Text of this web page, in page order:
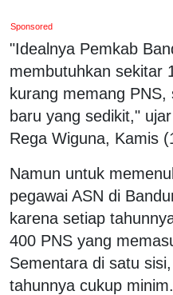
Sponsored
"Idealnya Pemkab
membutuhkan sekitar
kurang memang
baru yang sedikit,"
Rega Wiguna, Kamis
Namun untuk
pegawai ASN di
karena setiap
400 PNS yang
Sementara di satu
tahunnya cukup minim.